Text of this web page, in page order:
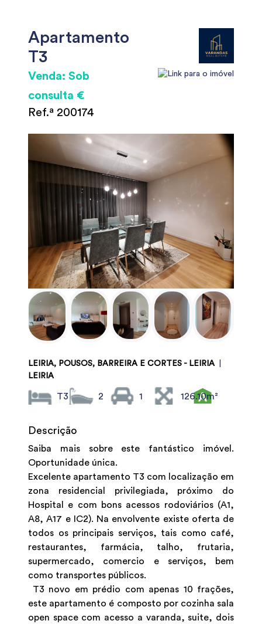
Apartamento
T3
Venda: Sob
consulta €
Ref.ª 200174
LEIRIA, POUSOS, BARREIRA E CORTES - LEIRIA
LEIRIA
T3 2 1 126.10m²
Descrição
Saiba mais sobre este fantástico imóvel.
Oportunidade única.
Excelente apartamento T3 com localização em
zona residencial privilegiada, próximo do
Hospital e com bons acessos rodoviários (A1,
A8, A17 e IC2). Na envolvente existe oferta de
todos os principais serviços, tais como café,
restaurantes, farmácia, talho, frutaria,
supermercado, comercio e serviços, bem
como transportes públicos.
T3 novo em prédio com apenas 10 frações,
este apartamento é composto por cozinha sala
open space com acesso a varanda, suite, dois